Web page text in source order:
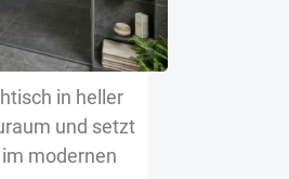
in heller
und setzt
modernen